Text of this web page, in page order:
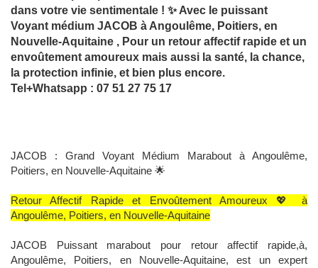
dans votre vie sentimentale ! ✨ Avec le puissant
Voyant médium JACOB à Angoulême, Poitiers, en
Nouvelle-Aquitaine , Pour un retour affectif rapide et un
envoûtement amoureux mais aussi la santé, la chance,
la protection infinie, et bien plus encore.
Tel+Whatsapp : 07 51 27 75 17
JACOB : Grand Voyant Médium Marabout à Angoulême,
Poitiers, en Nouvelle-Aquitaine 🌟
Retour Affectif Rapide et Envoûtement Amoureux 💖 à
Angoulême, Poitiers, en Nouvelle-Aquitaine
JACOB Puissant marabout pour retour affectif rapide,à,
Angoulême, Poitiers, en Nouvelle-Aquitaine, est un expert